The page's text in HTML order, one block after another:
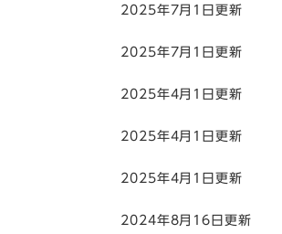
2025年7月1日更新
2025年7月1日更新
2025年4月1日更新
2025年4月1日更新
2025年4月1日更新
2024年8月16日更新